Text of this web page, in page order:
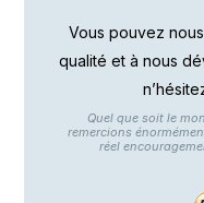
Vous pouvez
qualité et à nous
Quel que soit le
remercions
réel